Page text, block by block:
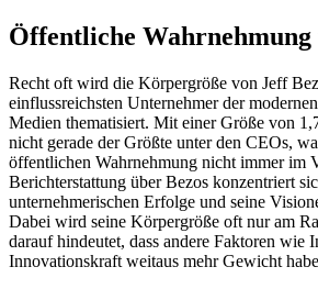
Öffentliche Wahrnehmung
Recht oft wird die Körpergröße von Jeff
einflussreichsten Unternehmer der
Medien thematisiert. Mit einer Größe von
nicht gerade der Größte unter den CEOs,
öffentlichen Wahrnehmung nicht immer im
Berichterstattung über Bezos konzentriert
unternehmerischen Erfolge und seine
Dabei wird seine Körpergröße oft nur am
darauf hindeutet, dass andere Faktoren wie
Innovationskraft weitaus mehr Gewicht